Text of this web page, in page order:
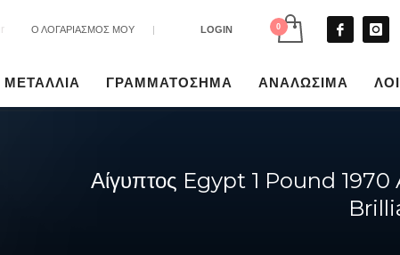
Ο ΛΟΓΑΡΙΑΣΜΟΣ ΜΟΥ | LOGIN
ΜΕΤΑΛΛΙΑ ΓΡΑΜΜΑΤΟΣΗΜΑ ΑΝΑΛΩΣΙΜΑ
Αίγυπτος Egypt 1 Pound